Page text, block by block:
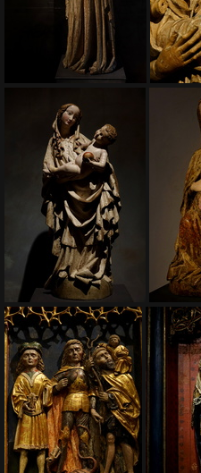
EZS6235
EZS6250